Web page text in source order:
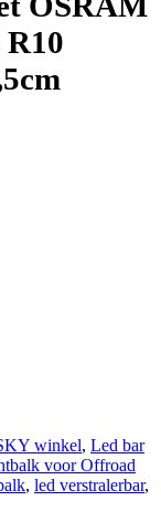
winkel, Led bar
voor Offroad
, led verstralerbar,